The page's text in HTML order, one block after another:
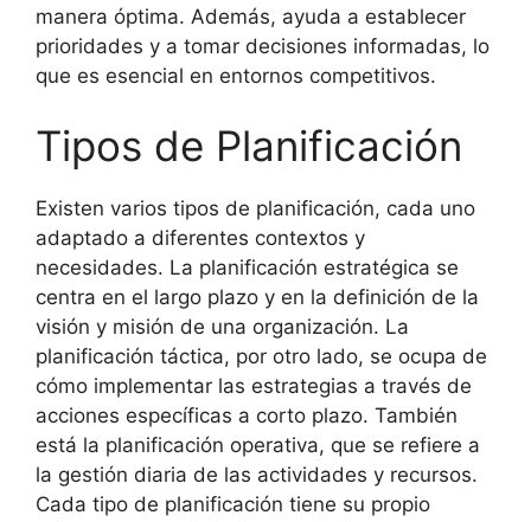
manera óptima. Además, ayuda a establecer
prioridades y a tomar decisiones informadas, lo
que es esencial en entornos competitivos.
Tipos de Planificación
Existen varios tipos de planificación, cada uno
adaptado a diferentes contextos y
necesidades. La planificación estratégica se
centra en el largo plazo y en la definición de la
visión y misión de una organización. La
planificación táctica, por otro lado, se ocupa de
cómo implementar las estrategias a través de
acciones específicas a corto plazo. También
está la planificación operativa, que se refiere a
la gestión diaria de las actividades y recursos.
Cada tipo de planificación tiene su propio